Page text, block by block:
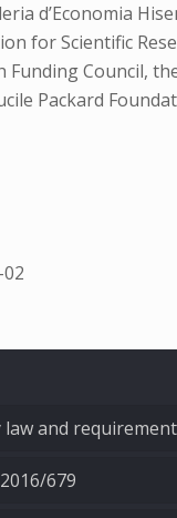
d’Economia
Scientific
Council,
Packard
and
679